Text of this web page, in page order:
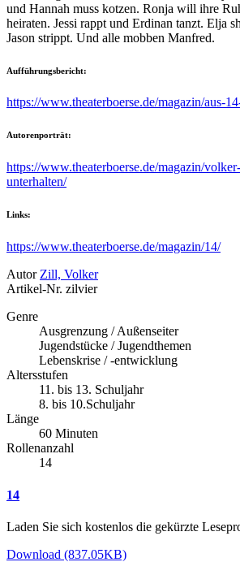
und Hannah muss kotzen. Ronja will ihre
heiraten. Jessi rappt und Erdinan tanzt. Elja
Jason strippt. Und alle mobben Manfred.
Aufführungsbericht:
https://www.theaterboerse.de/magazin/aus-
Autorenporträt:
https://www.theaterboerse.de/magazin/
unterhalten/
Links:
https://www.theaterboerse.de/magazin/14/
Autor Zill, Volker
Artikel-Nr. zilvier
Genre
Ausgrenzung / Außenseiter
Jugendstücke / Jugendthemen
Lebenskrise / -entwicklung
Altersstufen
11. bis 13. Schuljahr
8. bis 10.Schuljahr
Länge
60 Minuten
Rollenanzahl
14
14
Laden Sie sich kostenlos die gekürzte
Download (837.05KB)